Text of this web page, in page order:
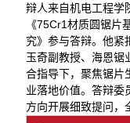
辩人来自机电工程学
《75Cr1材质圆锯片
究》参与答辩。他紧
玉奇副教授、海恩锯
合指导下，聚焦锯片
业落地价值。答辩委
方向开展细致提问，